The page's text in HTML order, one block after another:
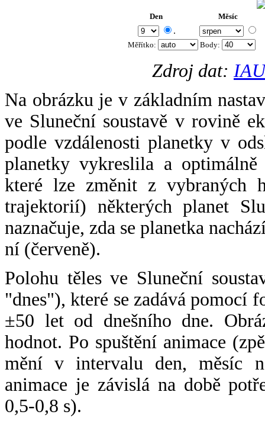
Den Měsíc
.
Měřítko: Body:
Zdroj dat:
Na obrázku je v základním
ve Sluneční soustavě v rovině
podle vzdálenosti planetky v
planetky vykreslila a
které lze změnit z vybraných
trajektorií) některých planet
naznačuje, zda se planetka
ní (červeně).
Polohu těles ve Sluneční
"dnes"), které se zadává pomocí
±50 let od dnešního dne.
hodnot. Po spuštění animace
mění v intervalu den, měsíc
animace je závislá na době
0,5-0,8 s).